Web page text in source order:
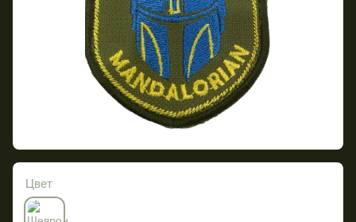
Цвет